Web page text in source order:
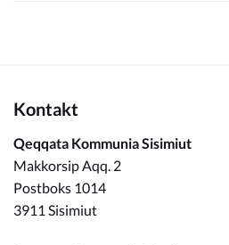
Kontakt
Qeqqata Kommunia Sisimiut
Makkorsip Aqq. 2
Postboks 1014
3911 Sisimiut